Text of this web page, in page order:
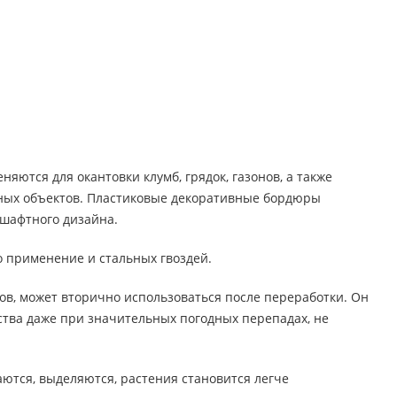
для окантовки клумб, грядок, газонов, а также
объектов. Пластиковые декоративные бордюры
дизайна.
и стальных гвоздей.
может вторично использоваться после переработки. Он
даже при значительных погодных перепадах, не
выделяются, растения становится легче